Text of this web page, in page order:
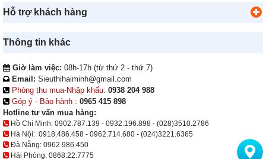
Hỗ trợ khách hàng
Thông tin khác
Giờ làm việc: 08h-17h (từ thứ 2 - thứ 7)
Email: Sieuthihaiminh@gmail.com
Phòng thu mua-Nhập khẩu: 0938 204 988
Góp ý - Bảo hành : 0965 415 898
Hotline tư vấn mua hàng:
Hồ Chí Minh: 0902.787.139 - 0932.196.898 - (028)3510.2786
Hà Nội: 0918.486.458 - 0962.714.680 - (024)3221.6365
Đà Nẵng: 0962.986.450
Hải Phòng: 0868.22.7775